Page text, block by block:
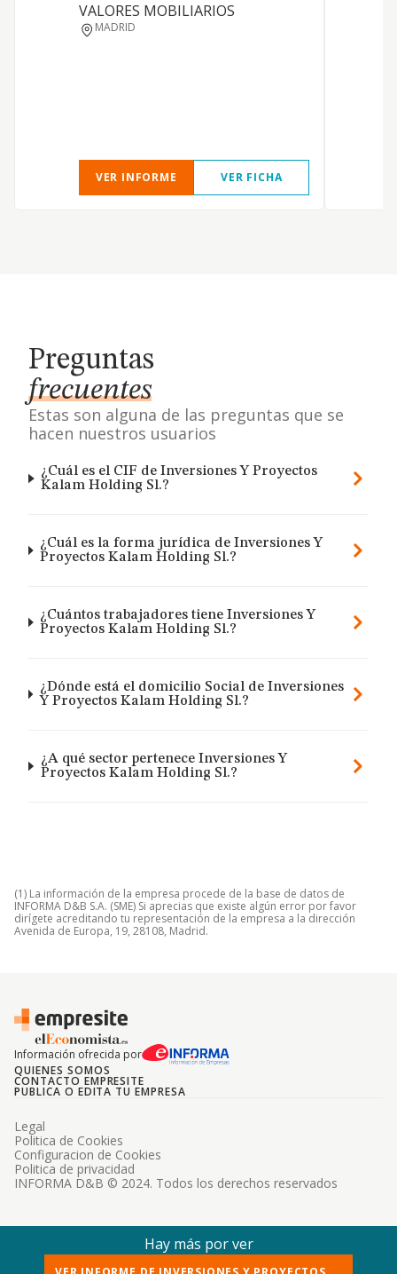
VALORES MOBILIARIOS
MADRID
VER INFORME VER FICHA
Preguntas
frecuentes
Estas son alguna de las preguntas que se
hacen nuestros usuarios
¿Cuál es el CIF de Inversiones Y Proyectos
Kalam Holding Sl.?
¿Cuál es la forma jurídica de Inversiones Y
Proyectos Kalam Holding Sl.?
¿Cuántos trabajadores tiene Inversiones Y
Proyectos Kalam Holding Sl.?
¿Dónde está el domicilio Social de Inversiones
Y Proyectos Kalam Holding Sl.?
¿A qué sector pertenece Inversiones Y
Proyectos Kalam Holding Sl.?
(1) La información de la empresa procede de la base de datos de
INFORMA D&B S.A. (SME) Si aprecias que existe algún error por favor
dirígete acreditando tu representación de la empresa a la dirección
Avenida de Europa, 19, 28108, Madrid.
Información ofrecida por
QUIENES SOMOS
CONTACTO EMPRESITE
PUBLICA O EDITA TU EMPRESA
INFORMA D&B © 2024. Todos los derechos reservados
Legal
Politica de Cookies
Configuracion de Cookies
Politica de privacidad
Hay más por ver